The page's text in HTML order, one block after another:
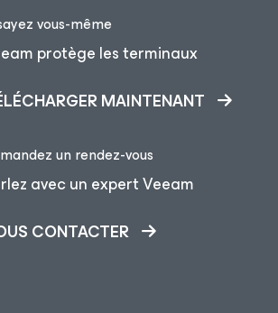
vous-même
protège les terminaux
MAINTENANT
un rendez-vous
avec un expert Veeam
CONTACTER